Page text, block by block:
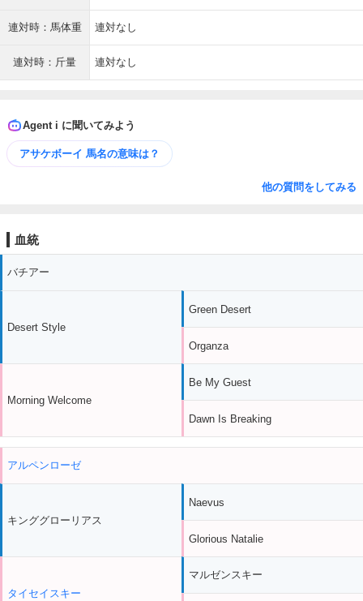
連対時：馬体重 連対なし
連対時：斤量 連対なし
Agent i に聞いてみよう
アサケボーイ 馬名の意味は？
他の質問をしてみる
血統
バチアー
Desert Style
Morning Welcome
Green Desert
Organza
Be My Guest
Dawn Is Breaking
アルペンローゼ
キンググローリアス
タイセイスキー
Naevus
Glorious Natalie
マルゼンスキー